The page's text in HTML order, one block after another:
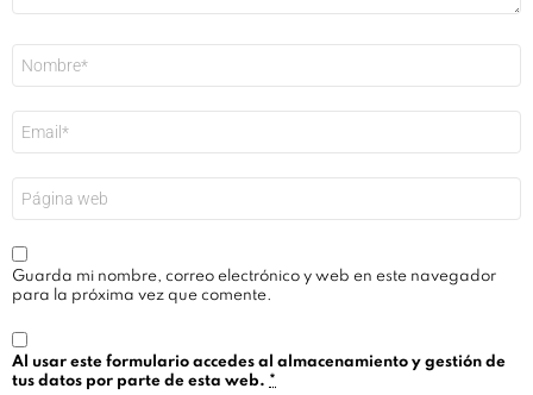
electrónico
*
Guarda mi nombre, correo electrónico y web en este navegador
para la próxima vez que comente.
Al usar este formulario accedes al almacenamiento y gestión de
tus datos por parte de esta web. *